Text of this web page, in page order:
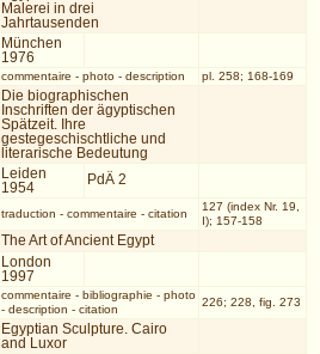
Malerei in drei
Jahrtausenden
München
1976
commentaire - photo- description pl. 258; 168-169
Die biographischen
Inschriften der ägyptischen
Spätzeit. Ihre
gestegeschischtliche und
literarische Bedeutung
Leiden
1954
PdÄ 2
traduction - commentaire - citation
127 (index Nr. 19,
I); 157-158
The Art of Ancient Egypt
London
1997
commentaire - bibliographie - photo
- description - citation
226; 228, fig. 273
Egyptian Sculpture. Cairo
and Luxor